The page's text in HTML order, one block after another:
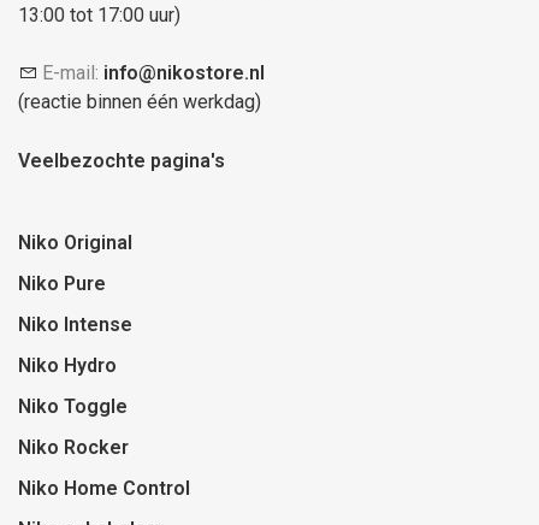
13:00 tot 17:00 uur)
E-mail: info@nikostore.nl
(reactie binnen één werkdag)
Veelbezochte pagina's
Niko Original
Niko Pure
Niko Intense
Niko Hydro
Niko Toggle
Niko Rocker
Niko Home Control